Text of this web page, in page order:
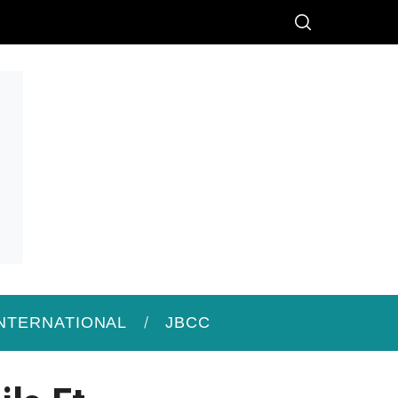
JBCC